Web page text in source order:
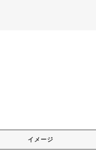
イメージ